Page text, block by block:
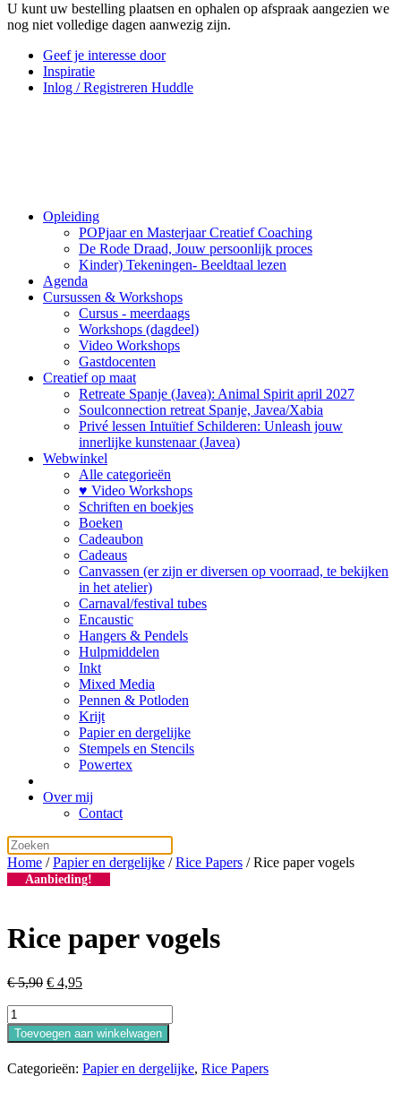
U kunt uw bestelling plaatsen en ophalen op afspraak aangezien we
nog niet volledige dagen aanwezig zijn.
Geef je interesse door
Inspiratie
Inlog / Registreren Huddle
Opleiding
POPjaar en Masterjaar Creatief Coaching
De Rode Draad, Jouw persoonlijk proces
Kinder) Tekeningen- Beeldtaal lezen
Agenda
Cursussen & Workshops
Cursus - meerdaags
Workshops (dagdeel)
Video Workshops
Gastdocenten
Creatief op maat
Retreate Spanje (Javea): Animal Spirit april 2027
Soulconnection retreat Spanje, Javea/Xabia
Privé lessen Intuïtief Schilderen: Unleash jouw
innerlijke kunstenaar (Javea)
Webwinkel
Alle categorieën
♥ Video Workshops
Schriften en boekjes
Boeken
Cadeaubon
Cadeaus
Canvassen (er zijn er diversen op voorraad, te bekijken
in het atelier)
Carnaval/festival tubes
Encaustic
Hangers & Pendels
Hulpmiddelen
Inkt
Mixed Media
Pennen & Potloden
Krijt
Papier en dergelijke
Stempels en Stencils
Powertex
Over mij
Contact
Home /Papier en dergelijke /Rice Papers / Rice paper vogels
Aanbieding!
Rice paper vogels
€5,90 Oorspronkelijke
€ 5,90.
€ 4,95Huidige
€ 4,95.
Rice
paper
vogels
aantal
Toevoegen aan winkelwagen
Categorieën: Papier en dergelijke, Rice Papers